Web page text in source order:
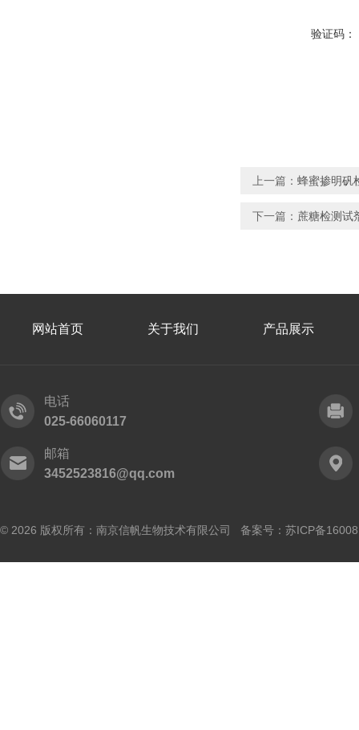
验证码：
上一篇： 蜂蜜掺明矾
下一篇： 蔗糖检测试
网站首页 关于我们 产品展示
电话
025-66060117
邮箱
3452523816@qq.com
© 2026 版权所有：南京信帆生物技术有限公司 备案号： 苏ICP备